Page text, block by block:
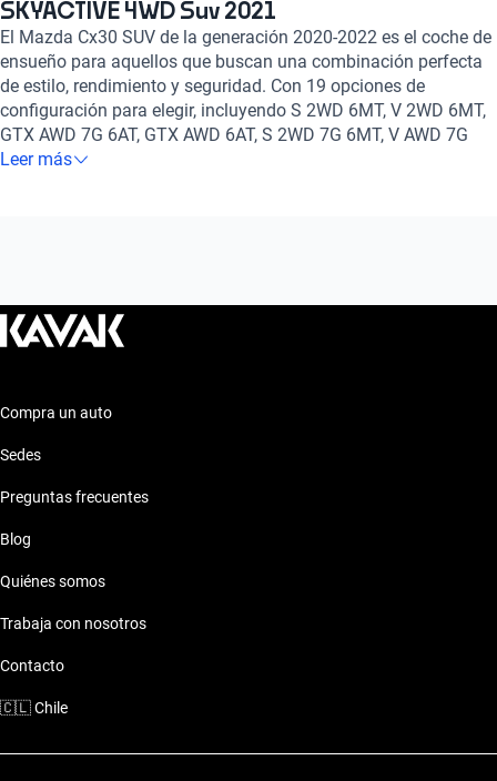
SKYACTIVE 4WD Suv 2021
El Mazda Cx30 SUV de la generación 2020-2022 es el coche de
ensueño para aquellos que buscan una combinación perfecta
de estilo, rendimiento y seguridad. Con 19 opciones de
configuración para elegir, incluyendo S 2WD 6MT, V 2WD 6MT,
GTX AWD 7G 6AT, GTX AWD 6AT, S 2WD 7G 6MT, V AWD 7G
6AT entre otros igualmente notables, este coche cuenta con un
Leer más
Compra un auto
Sedes
Preguntas frecuentes
Blog
Quiénes somos
Trabaja con nosotros
Contacto
🇨🇱Chile